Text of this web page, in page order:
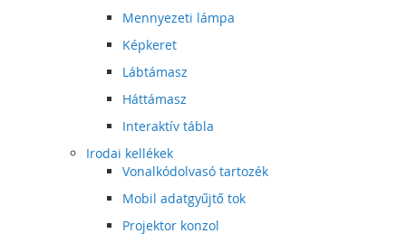
Mennyezeti lámpa
Képkeret
Lábtámasz
Háttámasz
Interaktív tábla
Irodai kellékek
Vonalkódolvasó tartozék
Mobil adatgyűjtő tok
Projektor konzol